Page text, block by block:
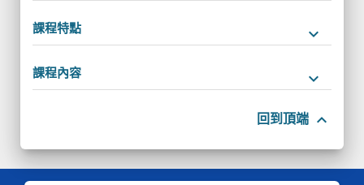
課程特點 keyboard_arrow_down
課程內容 keyboard_arrow_down
回到頂端 keyboard_arrow_up